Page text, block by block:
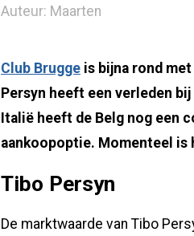
Auteur: Maarten
Club Brugge is bijna rond
Persyn heeft een verleden
Italië heeft de Belg nog een
aankoopoptie. Momenteel is
Tibo Persyn
De marktwaarde van Tibo